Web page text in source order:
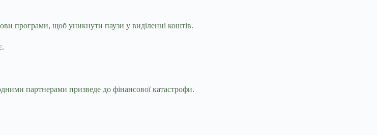
програми, щоб уникнути паузи у виділенні коштів.
партнерами призведе до фінансової катастрофи.